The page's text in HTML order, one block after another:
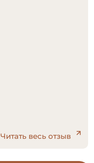
Читать весь отзыв